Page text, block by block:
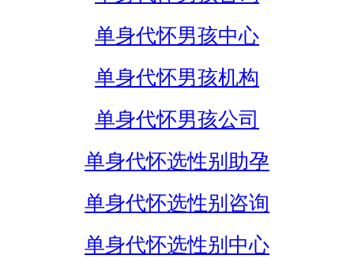
单身代怀男孩中心
单身代怀男孩机构
单身代怀男孩公司
单身代怀选性别助孕
单身代怀选性别咨询
单身代怀选性别中心